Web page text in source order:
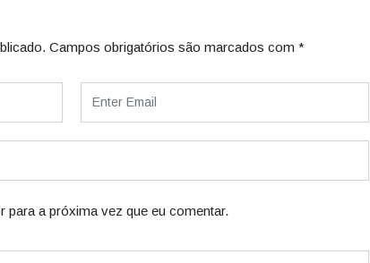
Campos obrigatórios são marcados com *
para a próxima vez que eu comentar.